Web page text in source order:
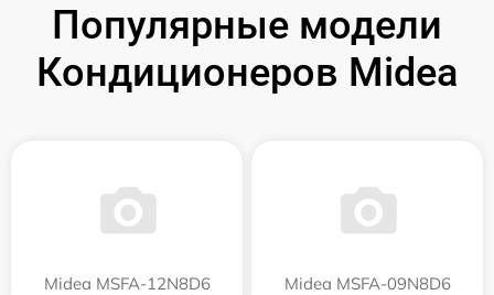
Популярные модели
Кондиционеров Midea
Midea MSFA-12N8D6 Midea MSFA-09N8D6